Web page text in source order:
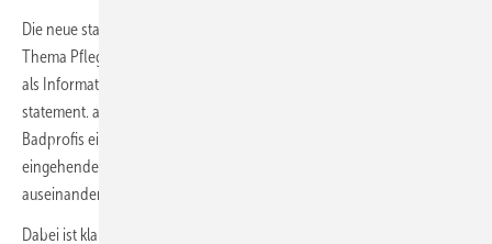
Die neue statement.-Ausgabe 20 des ZVSHK hat Wissenswertes zum
Thema Pflegebad in Wort und Bild zusammengefasst. Primär gedacht
als Information für politische Entscheider und Branchenpartner, gibt
statement. auf insgesamt 24 Seiten auch Badplanern bzw. beratenden
Badprofis einen guten Wegweiser an die Hand, damit sie sich noch
eingehender mit wichtigen Punkten zum altersgerechten Bad
auseinandersetzen können.
Dabei ist klar: Die größte Herausforderung für eine pflegegerechte